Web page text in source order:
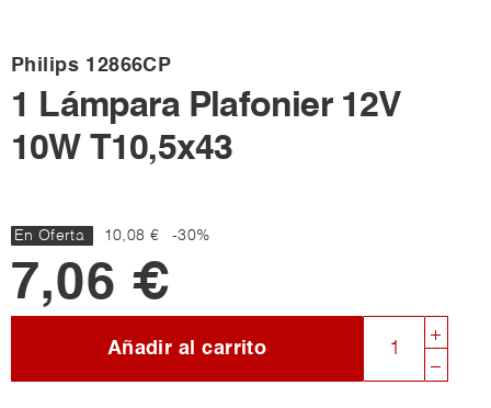
Philips 12866CP
1 Lámpara Plafonier 12V
10W T10,5x43
En Oferta 10,08 € -30%
7,06 €
Añadir al carrito